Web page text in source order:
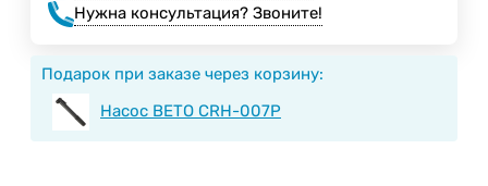
Нужна консультация? Звоните!
Подарок при заказе через корзину:
Насос BETO CRH-007P